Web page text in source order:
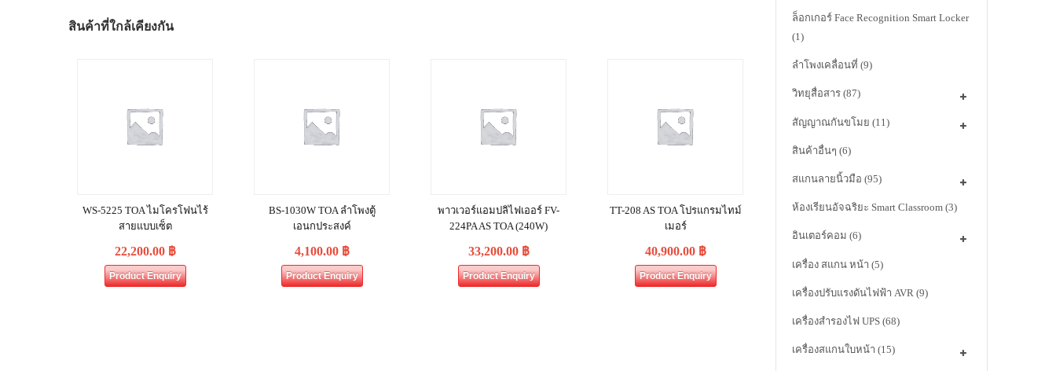
สินค้าที่ใกล้เคียงกัน
WS-5225 TOA ไมโครโฟนไร้
สายแบบเซ็ต
22,200.00 ฿
Product Enquiry
BS-1030W TOA ลำโพงตู้
เอนกประสงค์
4,100.00 ฿
Product Enquiry
พาวเวอร์แอมปลิไฟเออร์ FV-
224PA AS TOA (240W)
33,200.00 ฿
Product Enquiry
TT-208 AS TOA โปรแกรมไทม์
เมอร์
40,900.00 ฿
Product Enquiry
ล็อกเกอร์ Face Recognition Smart Locker
(1)
ลำโพงเคลื่อนที่ (9)
วิทยุสื่อสาร (87)
สัญญาณกันขโมย (11)
สินค้าอื่นๆ (6)
สแกนลายนิ้วมือ (95)
ห้องเรียนอัจฉริยะ Smart Classroom (3)
อินเตอร์คอม (6)
เครื่อง สแกน หน้า (5)
เครื่องปรับแรงดันไฟฟ้า AVR (9)
เครื่องสำรองไฟ UPS (68)
เครื่องสแกนใบหน้า (15)